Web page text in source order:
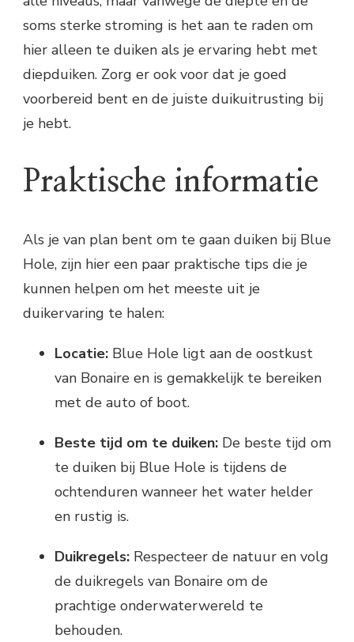
soms sterke stroming is het aan te raden om
hier alleen te duiken als je ervaring hebt met
diepduiken. Zorg er ook voor dat je goed
voorbereid bent en de juiste duikuitrusting bij
je hebt.
Praktische informatie
Als je van plan bent om te gaan duiken bij Blue
Hole, zijn hier een paar praktische tips die je
kunnen helpen om het meeste uit je
duikervaring te halen:
Locatie: Blue Hole ligt aan de oostkust
van Bonaire en is gemakkelijk te bereiken
met de auto of boot.
Beste tijd om te duiken: De beste tijd om
te duiken bij Blue Hole is tijdens de
ochtenduren wanneer het water helder
en rustig is.
Duikregels: Respecteer de natuur en volg
de duikregels van Bonaire om de
prachtige onderwaterwereld te
behouden.